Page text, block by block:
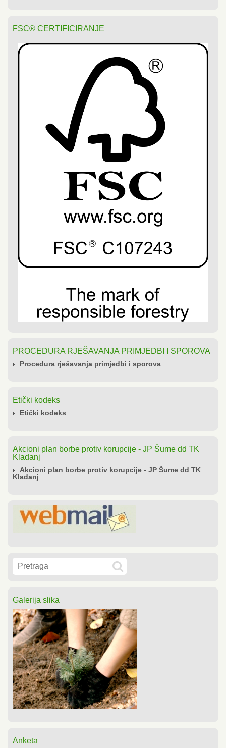
FSC® CERTIFICIRANJE
PROCEDURA RJEŠAVANJA PRIMJEDBI I SPOROVA
Procedura rješavanja primjedbi i sporova
Etički kodeks
Etički kodeks
Akcioni plan borbe protiv korupcije - JP Šume dd TK
Kladanj
Akcioni plan borbe protiv korupcije - JP Šume dd TK
Kladanj
Galerija slika
Anketa